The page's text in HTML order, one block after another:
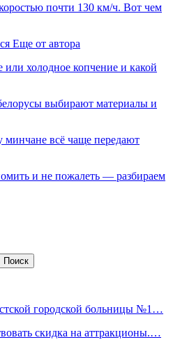
почти 130 км/ч. Вот чем
Еще от автора
или холодное копчение и какой
выбирают материалы и
минчане всё чаще передают
и не пожалеть — разбираем
городской больницы №1…
скидка на аттракционы.…